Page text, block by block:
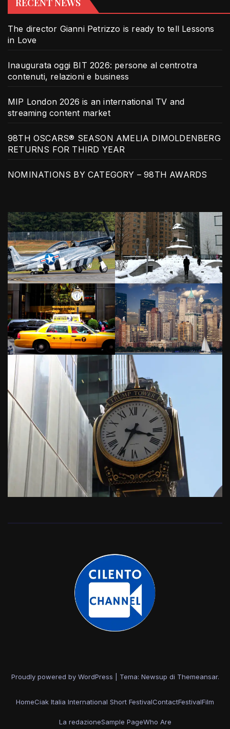
The director Gianni Petrizzo is ready to tell Lessons
in Love
Inaugurata oggi BIT 2026: persone al centrotra
contenuti, relazioni e business
MIP London 2026 is an international TV and
streaming content market
98TH OSCARS® SEASON AMELIA DIMOLDENBERG
RETURNS FOR THIRD YEAR
NOMINATIONS BY CATEGORY – 98TH AWARDS
Proudly powered by WordPress Tema: Newsup di Themeansar.
HomeCiak Italia International Short FestivalContactFestivalFilm
La redazioneSample PageWho Are